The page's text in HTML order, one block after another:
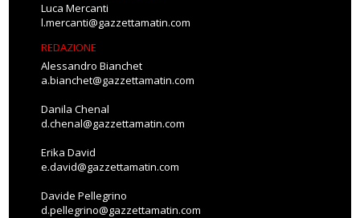
Luca Mercanti
l.mercanti@gazzettamatin.com
REDAZIONE
Alessandro Bianchet
a.bianchet@gazzettamatin.com
Danila Chenal
d.chenal@gazzettamatin.com
Erika David
e.david@gazzettamatin.com
Davide Pellegrino
d.pellegrino@gazzettamatin.com